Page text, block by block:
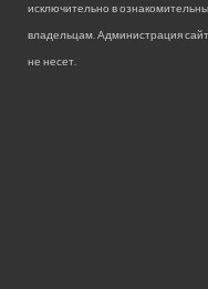
исключительно в
владельцам. Администрация
не несет.